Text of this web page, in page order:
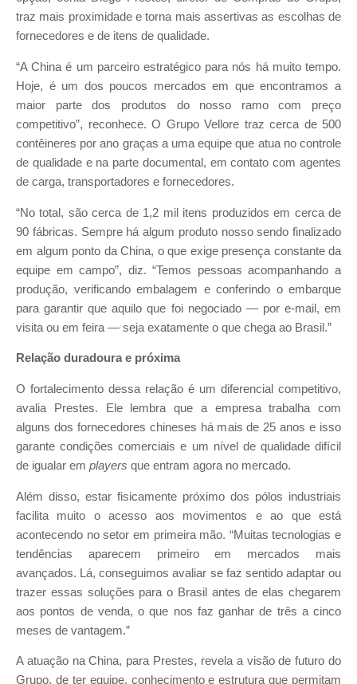
traz mais proximidade e torna mais assertivas as escolhas de
fornecedores e de itens de qualidade.
“A China é um parceiro estratégico para nós há muito tempo.
Hoje, é um dos poucos mercados em que encontramos a
maior parte dos produtos do nosso ramo com preço
competitivo”, reconhece. O Grupo Vellore traz cerca de 500
contêineres por ano graças a uma equipe que atua no controle
de qualidade e na parte documental, em contato com agentes
de carga, transportadores e fornecedores.
“No total, são cerca de 1,2 mil itens produzidos em cerca de
90 fábricas. Sempre há algum produto nosso sendo finalizado
em algum ponto da China, o que exige presença constante da
equipe em campo”, diz. “Temos pessoas acompanhando a
produção, verificando embalagem e conferindo o embarque
para garantir que aquilo que foi negociado — por e-mail, em
visita ou em feira — seja exatamente o que chega ao Brasil.”
Relação duradoura e próxima
O fortalecimento dessa relação é um diferencial competitivo,
avalia Prestes. Ele lembra que a empresa trabalha com
alguns dos fornecedores chineses há mais de 25 anos e isso
garante condições comerciais e um nível de qualidade difícil
de igualar em players que entram agora no mercado.
Além disso, estar fisicamente próximo dos pólos industriais
facilita muito o acesso aos movimentos e ao que está
acontecendo no setor em primeira mão. “Muitas tecnologias e
tendências aparecem primeiro em mercados mais
avançados. Lá, conseguimos avaliar se faz sentido adaptar ou
trazer essas soluções para o Brasil antes de elas chegarem
aos pontos de venda, o que nos faz ganhar de três a cinco
meses de vantagem.”
A atuação na China, para Prestes, revela a visão de futuro do
Grupo, de ter equipe, conhecimento e estrutura que permitam